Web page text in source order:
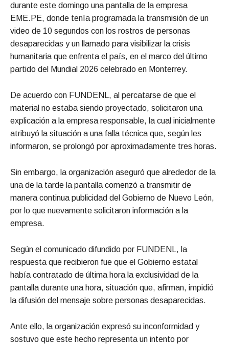
durante este domingo una pantalla de la empresa
EME.PE, donde tenía programada la transmisión de un
video de 10 segundos con los rostros de personas
desaparecidas y un llamado para visibilizar la crisis
humanitaria que enfrenta el país, en el marco del último
partido del Mundial 2026 celebrado en Monterrey.
De acuerdo con FUNDENL, al percatarse de que el
material no estaba siendo proyectado, solicitaron una
explicación a la empresa responsable, la cual inicialmente
atribuyó la situación a una falla técnica que, según les
informaron, se prolongó por aproximadamente tres horas.
Sin embargo, la organización aseguró que alrededor de la
una de la tarde la pantalla comenzó a transmitir de
manera continua publicidad del Gobierno de Nuevo León,
por lo que nuevamente solicitaron información a la
empresa.
Según el comunicado difundido por FUNDENL, la
respuesta que recibieron fue que el Gobierno estatal
había contratado de última hora la exclusividad de la
pantalla durante una hora, situación que, afirman, impidió
la difusión del mensaje sobre personas desaparecidas.
Ante ello, la organización expresó su inconformidad y
sostuvo que este hecho representa un intento por